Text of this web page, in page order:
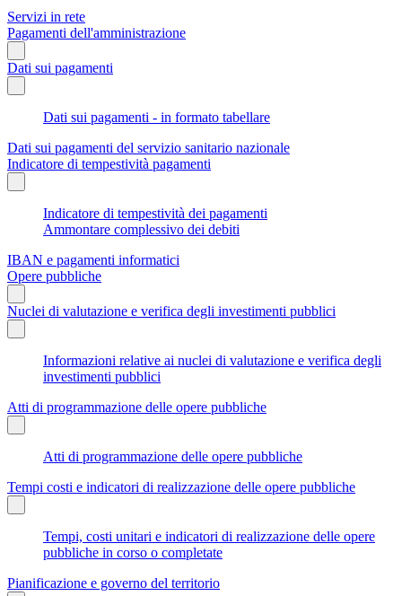
Servizi in rete
Pagamenti dell'amministrazione
Dati sui pagamenti
Dati sui pagamenti - in formato tabellare
Dati sui pagamenti del servizio sanitario nazionale
Indicatore di tempestività pagamenti
Indicatore di tempestività dei pagamenti
Ammontare complessivo dei debiti
IBAN e pagamenti informatici
Opere pubbliche
Nuclei di valutazione e verifica degli investimenti pubblici
Informazioni relative ai nuclei di valutazione e verifica degli
investimenti pubblici
Atti di programmazione delle opere pubbliche
Atti di programmazione delle opere pubbliche
Tempi costi e indicatori di realizzazione delle opere pubbliche
Tempi, costi unitari e indicatori di realizzazione delle opere
pubbliche in corso o completate
Pianificazione e governo del territorio